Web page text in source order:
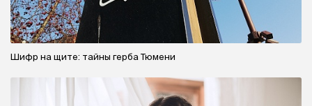
Шифр на щите: тайны герба Тюмени